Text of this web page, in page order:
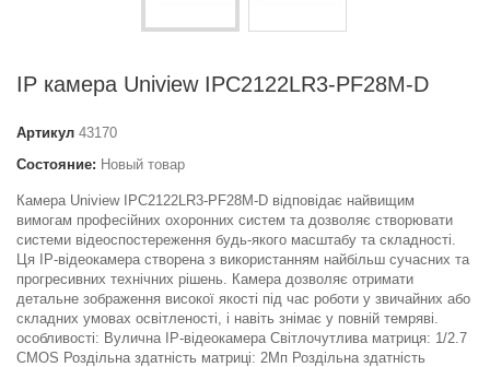
IP камера Uniview IPC2122LR3-PF28M-D
Артикул 43170
Состояние: Новый товар
Камера Uniview IPC2122LR3-PF28M-D відповідає найвищим
вимогам професійних охоронних систем та дозволяє створювати
системи відеоспостереження будь-якого масштабу та складності.
Ця IP-відеокамера створена з використанням найбільш сучасних та
прогресивних технічних рішень. Камера дозволяє отримати
детальне зображення високої якості під час роботи у звичайних або
складних умовах освітленості, і навіть знімає у повній темряві.
особливості: Вулична IP-відеокамера Світлочутлива матриця: 1/2.7
CMOS Роздільна здатність матриці: 2Мп Роздільна здатність